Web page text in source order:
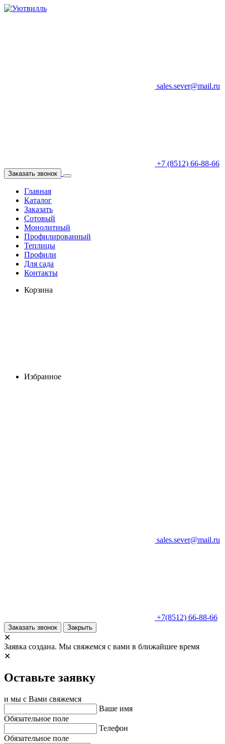
sales.sever@mail.ru
+7 (8512) 66-88-66
Заказать звонок
Главная
Каталог
Заказать
Сотовый
Монолитный
Профилированный
Теплицы
Профили
Для сада
Контакты
Корзина
Избранное
sales.sever@mail.ru
+7(8512) 66-88-66
Заказать звонок Закрыть
✕
Заявка создана. Мы свяжемся с вами в ближайшее время
✕
Оставьте заявку
и мы с Вами свяжемся
Ваше имя
Обязательное поле
Телефон
Обязательное поле